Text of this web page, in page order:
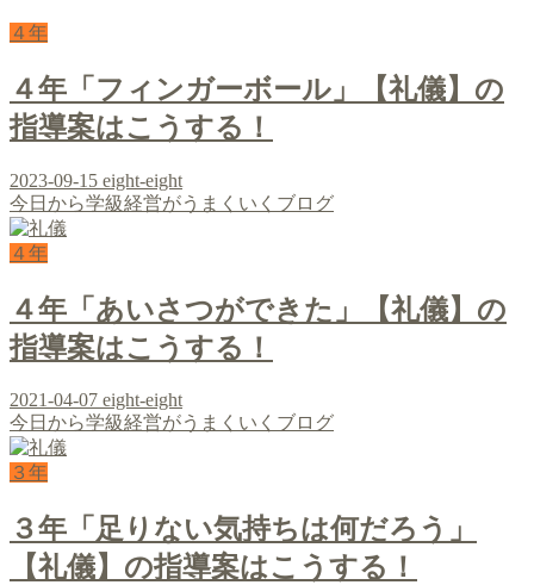
４年
４年「フィンガーボール」【礼儀】の
指導案はこうする！
2023-09-15 eight-eight
今日から学級経営がうまくいくブログ
４年
４年「あいさつができた」【礼儀】の
指導案はこうする！
2021-04-07 eight-eight
今日から学級経営がうまくいくブログ
３年
３年「足りない気持ちは何だろう」
【礼儀】の指導案はこうする！